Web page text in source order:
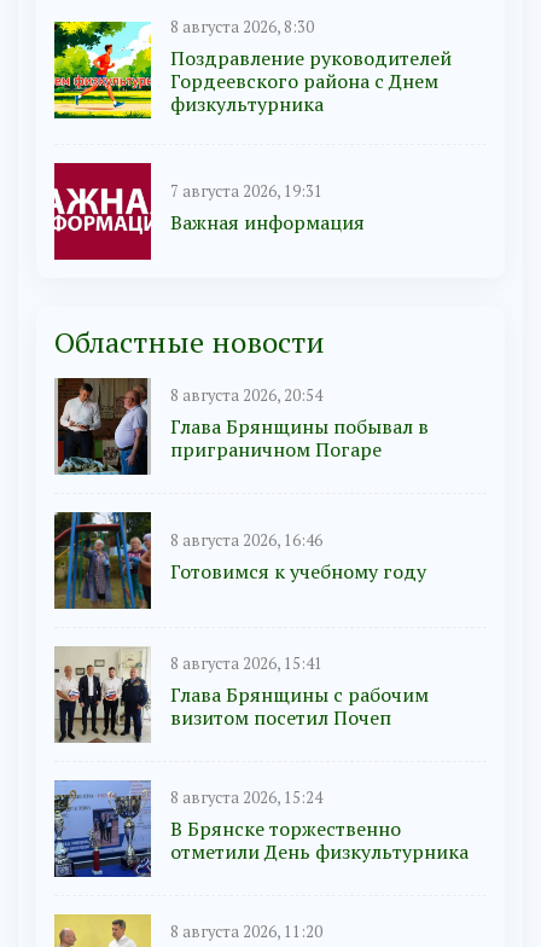
8 августа 2026, 8:30
Поздравление руководителей
Гордеевского района с Днем
физкультурника
7 августа 2026, 19:31
Важная информация
Областные новости
8 августа 2026, 20:54
Глава Брянщины побывал в
приграничном Погаре
8 августа 2026, 16:46
Готовимся к учебному году
8 августа 2026, 15:41
Глава Брянщины с рабочим
визитом посетил Почеп
8 августа 2026, 15:24
В Брянске торжественно
отметили День физкультурника
8 августа 2026, 11:20